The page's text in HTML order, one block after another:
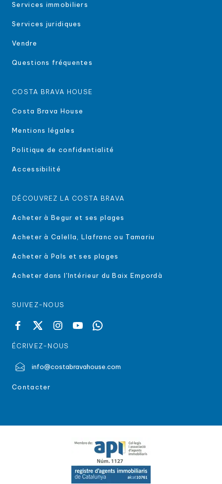
Services immobiliers
Services juridiques
Vendre
Questions fréquentes
COSTA BRAVA HOUSE
Costa Brava House
Mentions légales
Politique de confidentialité
Accessibilité
DÉCOUVREZ LA COSTA BRAVA
Acheter à Begur et ses plages
Acheter à Calella, Llafranc ou Tamariu
Acheter à Pals et ses plages
Acheter dans l'Intérieur du Baix Empordà
SUIVEZ-NOUS
ÉCRIVEZ-NOUS
info@costabravahouse.com
Contacter